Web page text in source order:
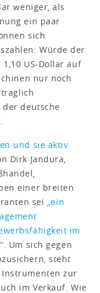
weniger, als
ein paar
sich
Würde der
US-Dollar auf
nur noch
der deutsche
und sie aktiv
Dirk Jandura,
einer breiten
sei „ein
im
. Um sich gegen
steht
Instrumenten zur
im Verkauf. Wie